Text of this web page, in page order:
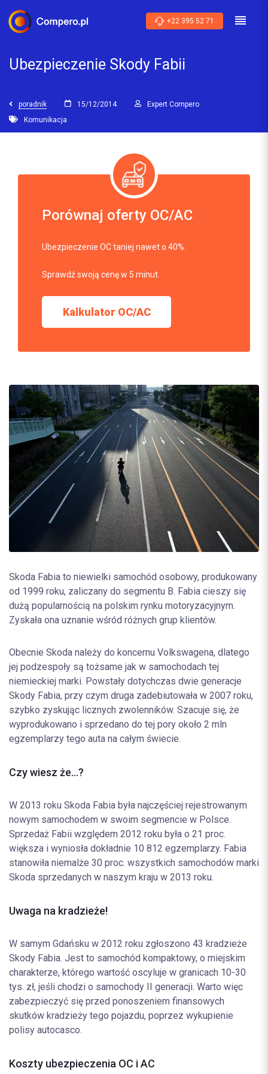
+22 395 52 71
Ubezpieczenie Skody Fabii
poradnik 15/12/2014
Expert Compero
Komunikacja
Porównaj oferty OC/AC
Ubezpieczenie OC taniej nawet o 40%.
Sprawdź swoją cenę w 5 minut.
Kalkulator OC/AC
Skoda Fabia to niewielki samochód osobowy, produkowany
od 1999 roku, zaliczany do segmentu B. Fabia cieszy się
dużą popularnością na polskim rynku motoryzacyjnym.
Zyskała ona uznanie wśród różnych grup klientów.
Obecnie Skoda należy do koncernu Volkswagena, dlatego
jej podzespoły są tożsame jak w samochodach tej
niemieckiej marki. Powstały dotychczas dwie generacje
Skody Fabia, przy czym druga zadebiutowała w 2007 roku,
szybko zyskując licznych zwolenników. Szacuje się, że
wyprodukowano i sprzedano do tej pory około 2 mln
egzemplarzy tego auta na całym świecie.
Czy wiesz że...?
W 2013 roku Skoda Fabia była najczęściej rejestrowanym
nowym samochodem w swoim segmencie w Polsce.
Sprzedaż Fabii względem 2012 roku była o 21 proc.
większa i wyniosła dokładnie 10 812 egzemplarzy. Fabia
stanowiła niemalże 30 proc. wszystkich samochodów marki
Skoda sprzedanych w naszym kraju w 2013 roku.
Uwaga na kradzieże!
W samym Gdańsku w 2012 roku zgłoszono 43 kradzieże
Skody Fabia. Jest to samochód kompaktowy, o miejskim
charakterze, którego wartość oscyluje w granicach 10-30
tys. zł, jeśli chodzi o samochody II generacji. Warto więc
zabezpieczyć się przed ponoszeniem finansowych
skutków kradzieży tego pojazdu, poprzez wykupienie
polisy autocasco.
Koszty ubezpieczenia OC i AC